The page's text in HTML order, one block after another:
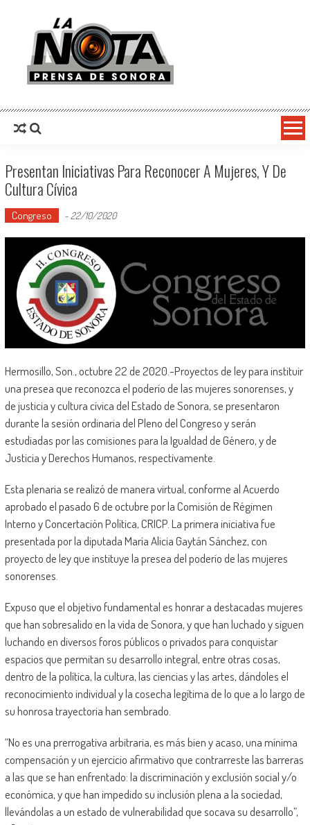
La Nota Prensa De Sonora
Presentan Iniciativas Para Reconocer A Mujeres, Y De
Cultura Cívica
Congreso - 22/10/2020
Hermosillo, Son., octubre 22 de 2020.-Proyectos de ley para instituir
una presea que reconozca el poderío de las mujeres sonorenses, y
de justicia y cultura cívica del Estado de Sonora, se presentaron
durante la sesión ordinaria del Pleno del Congreso y serán
estudiadas por las comisiones para la Igualdad de Género, y de
Justicia y Derechos Humanos, respectivamente.
Esta plenaria se realizó de manera virtual, conforme al Acuerdo
aprobado el pasado 6 de octubre por la Comisión de Régimen
Interno y Concertación Política, CRICP. La primera iniciativa fue
presentada por la diputada María Alicia Gaytán Sánchez, con
proyecto de ley que instituye la presea del poderío de las mujeres
sonorenses.
Expuso que el objetivo fundamental es honrar a destacadas mujeres
que han sobresalido en la vida de Sonora, y que han luchado y siguen
luchando en diversos foros públicos o privados para conquistar
espacios que permitan su desarrollo integral, entre otras cosas,
dentro de la política, la cultura, las ciencias y las artes, dándoles el
reconocimiento individual y la cosecha legítima de lo que a lo largo de
su honrosa trayectoria han sembrado.
“No es una prerrogativa arbitraria, es más bien y acaso, una mínima
compensación y un ejercicio afirmativo que contrarreste las barreras
a las que se han enfrentado: la discriminación y exclusión social y/o
económica, y que han impedido su inclusión plena a la sociedad,
llevándolas a un estado de vulnerabilidad que socava su desarrollo”,